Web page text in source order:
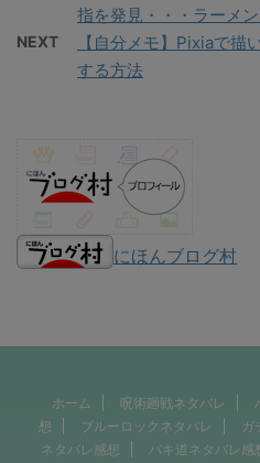
指を発見・・・ラーメ
NEXT
【自分メモ】Pixiaで描
する方法
にほんブログ村
ホーム 呪術廻戦ネタバレ
想
ブルーロックネタバレ ガ
ネタバレ感想
バキ道ネタバレ感